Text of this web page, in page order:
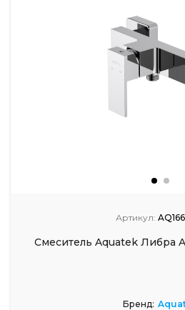
Артикул:
Смеситель Aquatek Либра
Бренд: